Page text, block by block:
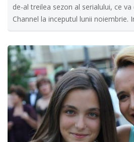
de-al treilea sezon al serialului, ce
Channel la inceputul lunii noiembrie.